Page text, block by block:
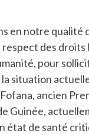
en notre qualité
des droits
pour
situation
ancien
Guinée,
état de santé